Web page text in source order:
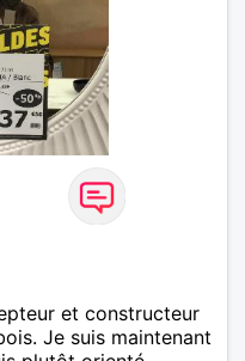
et constructeur
Je suis maintenant